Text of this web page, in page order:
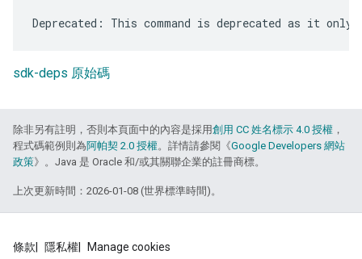
sdk-deps 原始碼
除非另有註明，否則本頁面中的內容是採用創用 CC 姓名標示 4.0 授權 ，
程式碼範例則為阿帕契 2.0 授權。詳情請參閱《Google Developers 網站
政策》。Java 是 Oracle 和/或其關聯企業的註冊商標。
上次更新時間：2026-01-08 (世界標準時間)。
條款 隱私權 Manage cookies